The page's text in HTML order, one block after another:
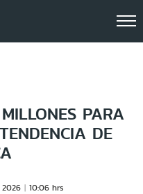
PARA
DE
10:06 hrs